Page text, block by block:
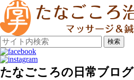
検索
たなごころの日常ブログ